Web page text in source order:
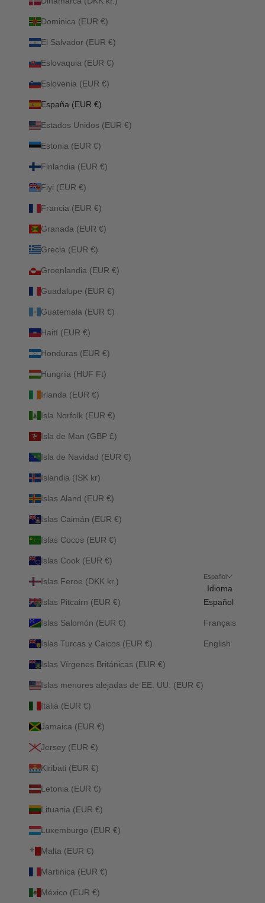
Dominica (EUR €)
El Salvador (EUR €)
Eslovaquia (EUR €)
Eslovenia (EUR €)
España (EUR €)
Estados Unidos (EUR €)
Estonia (EUR €)
Finlandia (EUR €)
Fiyi (EUR €)
Francia (EUR €)
Granada (EUR €)
Grecia (EUR €)
Groenlandia (EUR €)
Guadalupe (EUR €)
Guatemala (EUR €)
Haití (EUR €)
Honduras (EUR €)
Hungría (HUF Ft)
Irlanda (EUR €)
Isla Norfolk (EUR €)
Isla de Man (GBP £)
Isla de Navidad (EUR €)
Islandia (ISK kr)
Islas Aland (EUR €)
Islas Caimán (EUR €)
Islas Cocos (EUR €)
Islas Cook (EUR €)
Islas Feroe (DKK kr.)
Islas Pitcairn (EUR €)
Islas Salomón (EUR €)
Islas Turcas y Caicos (EUR €)
Islas Vírgenes Británicas (EUR €)
Islas menores alejadas de EE. UU. (EUR €)
Italia (EUR €)
Jamaica (EUR €)
Jersey (EUR €)
Kiribati (EUR €)
Letonia (EUR €)
Lituania (EUR €)
Luxemburgo (EUR €)
Malta (EUR €)
Martinica (EUR €)
México (EUR €)
Español
Idioma
Español
Français
English